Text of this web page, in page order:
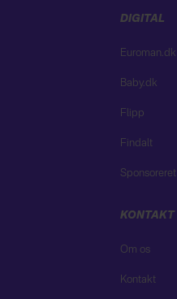
DIGITAL
Euroman.dk
Baby.dk
Flipp
Findalt
Sponsoreret
KONTAKT
Om os
Kontakt